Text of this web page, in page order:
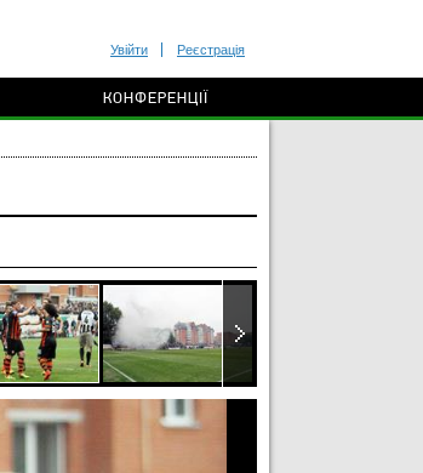
Увійти Реєстрація
КОНФЕРЕНЦІЇ